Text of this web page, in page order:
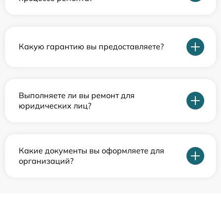
Какую гарантию вы предоставляете?
Выполняете ли вы ремонт для
юридических лиц?
Какие документы вы оформляете для
организаций?